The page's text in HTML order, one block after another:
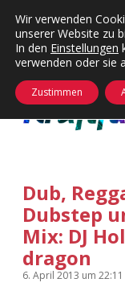
Dub,
Dubstep
Mix: DJ
dragon
6. April 2013 um
Wir verwenden
unserer Website zu
In den Einstellungen
verwenden oder sie
Zustimmen